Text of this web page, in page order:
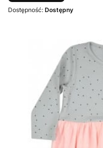
Dostępność: Dostępny